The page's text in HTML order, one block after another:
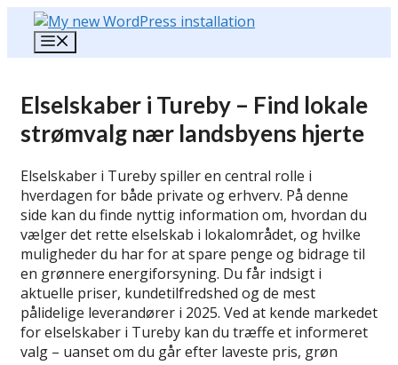
Hop
indhold
Elselskaber i Tureby – Find lokale
strømvalg nær landsbyens hjerte
Elselskaber i Tureby spiller en central rolle i
hverdagen for både private og erhverv. På denne
side kan du finde nyttig information om, hvordan du
vælger det rette elselskab i lokalområdet, og hvilke
muligheder du har for at spare penge og bidrage til
en grønnere energiforsyning. Du får indsigt i
aktuelle priser, kundetilfredshed og de mest
pålidelige leverandører i 2025. Ved at kende markedet
for elselskaber i Tureby kan du træffe et informeret
valg – uanset om du går efter laveste pris, grøn